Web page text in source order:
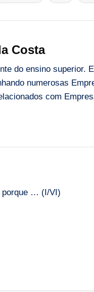
Costa
do ensino superior.
numerosas
com
porque … (I/VI)